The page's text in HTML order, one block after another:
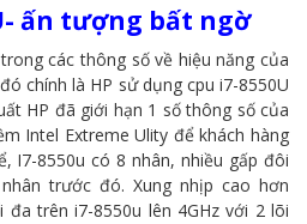
ấn tượng bất ngờ
các thông số về hiệu năng của
đó chính là HP sử dụng cpu i7-8550U
HP đã giới hạn 1 số thông số của
Intel Extreme Ulity để khách hàng
I7-8550u có 8 nhân, nhiều gấp đôi
trước đó. Xung nhịp cao hơn
trên i7-8550u lên 4GHz với 2 lõi